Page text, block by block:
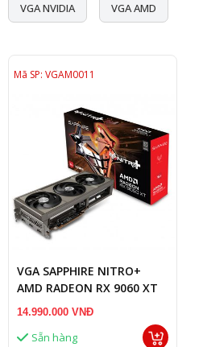
VGA NVIDIA VGA AMD
Mã SP: VGAM0011
VGA SAPPHIRE NITRO+
AMD RADEON RX 9060 XT
GAMING OC 16GB
14.990.000 VNĐ
Sẵn hàng